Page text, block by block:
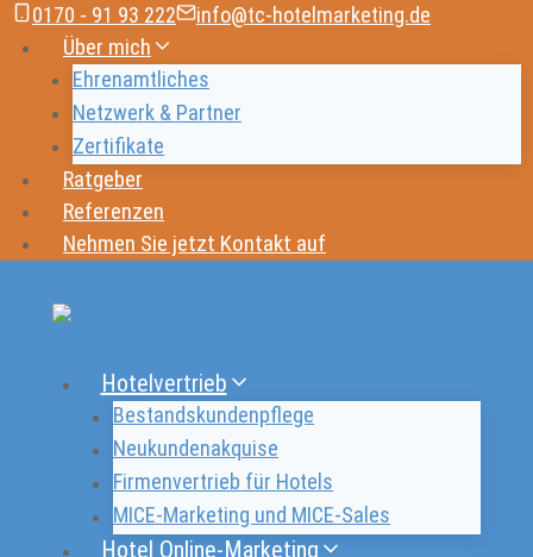
Zum
Inhalt
springen
0170 - 91 93 222 info@tc-hotelmarketing.de
Über mich
Ehrenamtliches
Netzwerk & Partner
Zertifikate
Ratgeber
Referenzen
Nehmen Sie jetzt Kontakt auf
Hotelvertrieb
Bestandskundenpflege
Neukundenakquise
Firmenvertrieb für Hotels
MICE-Marketing und MICE-Sales
Hotel Online-Marketing